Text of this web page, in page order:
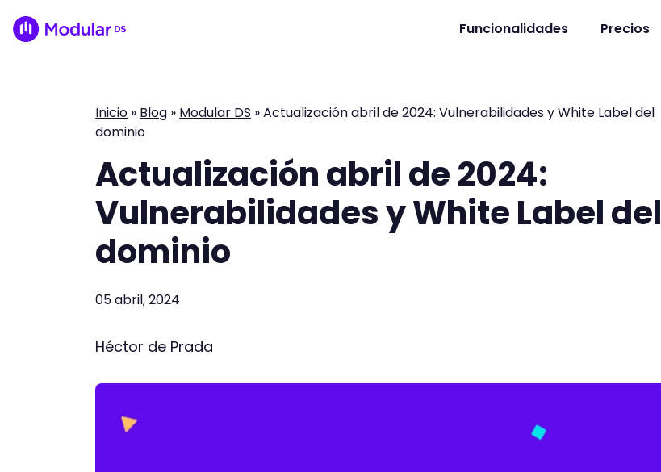
Funcionalidades Precios
Inicio » Blog » Modular DS »Actualización abril de 2024: Vulnerabilidades y White Label del
dominio
Actualización abril de 2024:
Vulnerabilidades y White Label del
dominio
05 abril, 2024
Héctor de Prada